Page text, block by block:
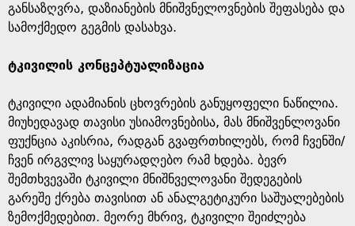
განსაზღვრა, დაზიანების მნიშვნელოვნების შეფასება და
სამოქმედო გეგმის დასახვა.
ტკივილის კონცეპტუალიზაცია
ტკივილი ადამიანის ცხოვრების განუყოფელი ნაწილია.
მიუხედავად თავისი უსიამოვნებისა, მას მნიშვენლოვანი
ფუქნცია აკისრია, რადგან გვაფრთხილებს, რომ ჩვენში/
ჩვენ ირგვლივ საყურადღებო რამ ხდება. ბევრ
შემთხვევაში ტკივილი მნიშნველოვანი შედეგების
გარეშე ქრება თავისით ან ანალგეტიკური საშუალებების
ზემოქმედებით. მეორე მხრივ, ტკივილი შეიძლება